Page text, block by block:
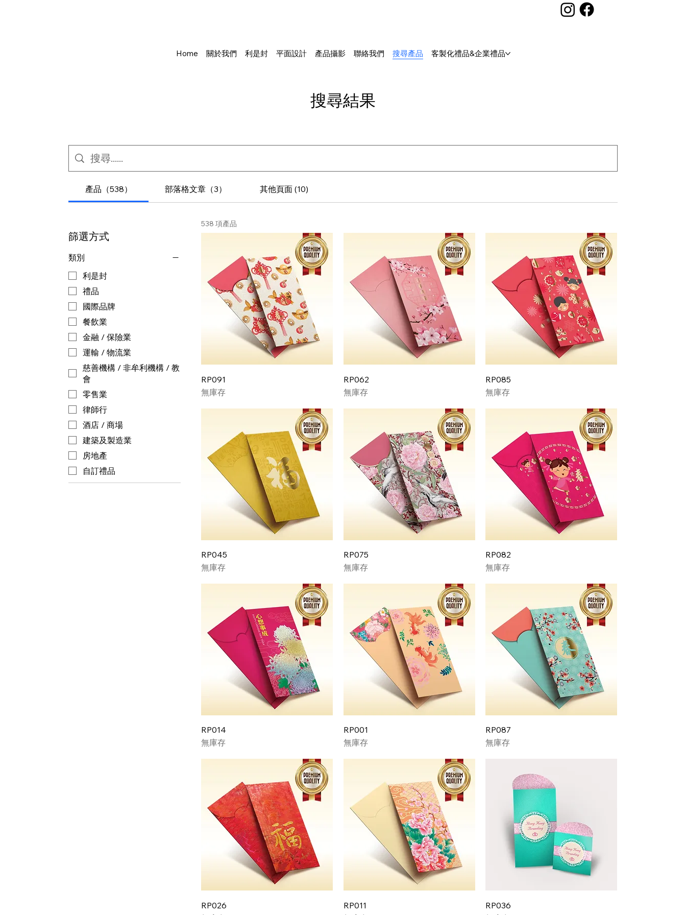
Home 關於我們 利是封 平面設計 產品攝影 聯絡我們 搜尋產品 客製化禮品&企業禮品
搜尋結果
產品（538） 部落格文章（3） 其他頁面 (10)
篩選方式
類別
利是封
禮品
國際品牌
餐飲業
金融 / 保險業
運輸 / 物流業
慈善機構 / 非牟利機構 / 教
會
零售業
律師行
酒店 / 商場
建築及製造業
房地產
自訂禮品
538 項產品
RP091
無庫存
RP062
無庫存
RP085
無庫存
RP045
無庫存
RP075
無庫存
RP082
無庫存
RP014
無庫存
RP001
無庫存
RP087
無庫存
RP026
RP011
RP036